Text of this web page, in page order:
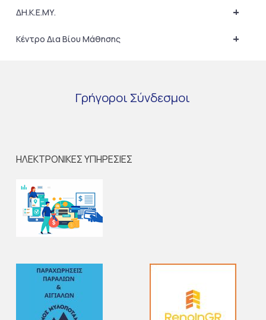
+
ΔΗ.Κ.Ε.ΜΥ.
+
Κέντρο Δια Βίου Μάθησης
Γρήγοροι Σύνδεσμοι
ΗΛΕΚΤΡΟΝΙΚΕΣ ΥΠΗΡΕΣΙΕΣ